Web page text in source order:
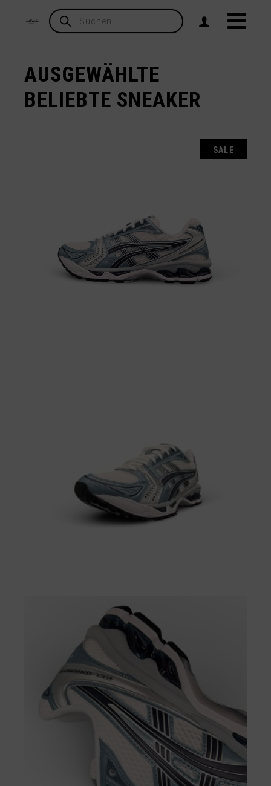
Products
search
AUSGEWÄHLTE
BELIEBTE SNEAKER
SALE